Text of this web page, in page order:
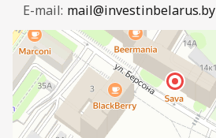
E-mail: mail@investinbelarus.by